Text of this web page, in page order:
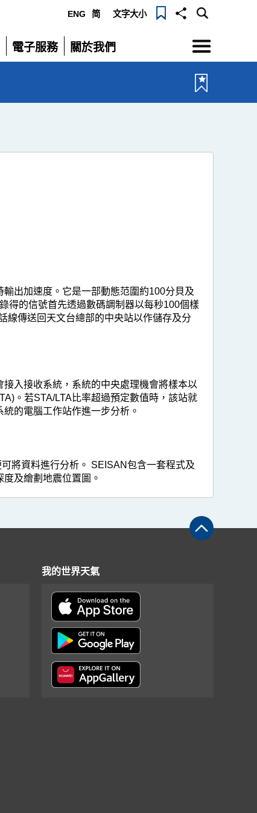
ENG 简 文字大小
電子服務
展
關於我們
展
選
單
出加速度。它是一部動態范圍約100分貝及
得的信號首先透過數碼調制器以每秒100個樣
線傳送回天文台總部的中央站以作儲存及分
入接收系統，系統的中央處理機會將樣本以
。若STA/LTA比率超過預定數值時，該站就
的電腦工作站作進一步分析。
將資料進行分析。 SEISAN包含一套程式及
及繪劃地震位置圖。
我的世界天氣